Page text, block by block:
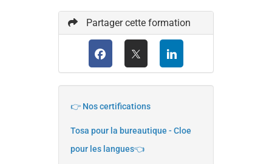
Partager cette formation
👉 Nos certifications
Tosa pour la bureautique - Cloe
pour les langues👈